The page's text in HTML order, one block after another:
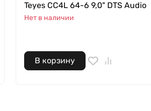
Teyes CC4L 64-6 9,0" DTS Audio
Нет в наличии
В корзину